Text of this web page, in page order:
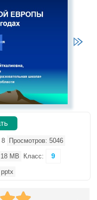
8 Просмотров: 5046
MB Класс: 9